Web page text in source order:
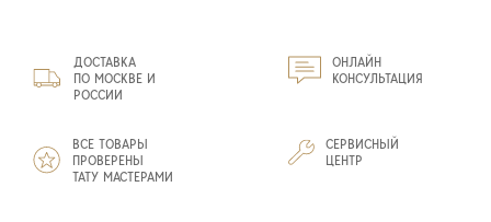
ДОСТАВКА
ПО МОСКВЕ И
РОССИИ
ОНЛАЙН
КОНСУЛЬТАЦИЯ
ВСЕ ТОВАРЫ
ПРОВЕРЕНЫ
ТАТУ МАСТЕРАМИ
СЕРВИСНЫЙ
ЦЕНТР